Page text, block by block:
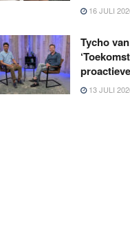
16 JULI
Tycho
13 JULI